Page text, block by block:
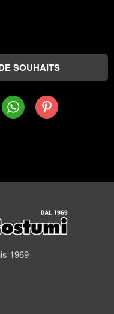
WhatsAppPinterest
1969